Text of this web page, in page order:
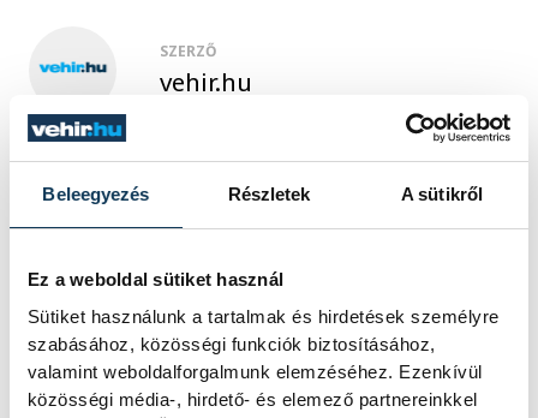
Beleegyezés Részletek A sütikről
Ez a weboldal sütiket használ
Sütiket használunk a tartalmak és hirdetések személyre
szabásához, közösségi funkciók biztosításához,
valamint weboldalforgalmunk elemzéséhez. Ezenkívül
közösségi média-, hirdető- és elemező partnereinkkel
SZERZŐ
vehir.hu
TOVÁBBI CIKKEK
KÖZÉLET